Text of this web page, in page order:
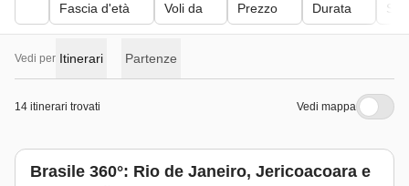
Fascia d'età Voli da Prezzo Durata
Vedi per Itinerari Partenze
14 itinerari trovati Vedi mappa
Brasile 360°: Rio de Janeiro, Jericoacoara e